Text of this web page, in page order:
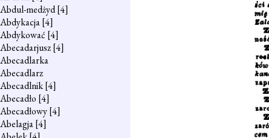
Abdul-medżyd[4]
Abdykacja[4]
Abdykować [4]
Abecadarjusz[4]
Abecadlarka
Abecadlarz
Abecadlnik[4]
Abecadło [4]
Abecadłowy[4]
Abelagja[4]